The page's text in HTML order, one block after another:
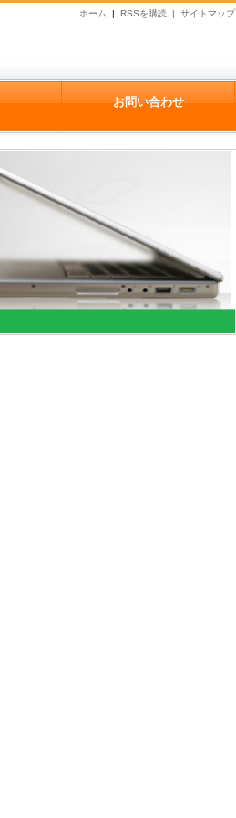
サイトマップ
RSSを購読 |
ホーム |
お問い合わせ